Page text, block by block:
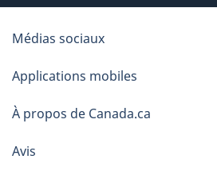
À
propos
de
ce
Médias sociaux
Applications mobiles
À propos de Canada.ca
Avis